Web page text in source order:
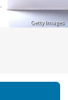
Getty Images